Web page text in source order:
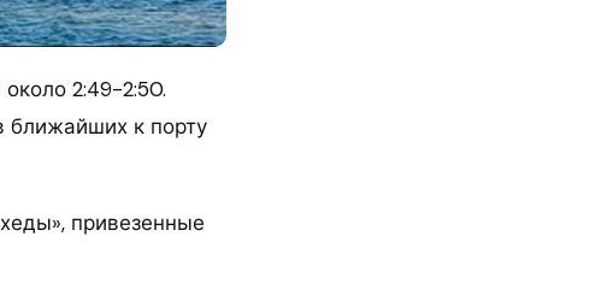
2:49-2:50.
ближайших к порту
привезенные